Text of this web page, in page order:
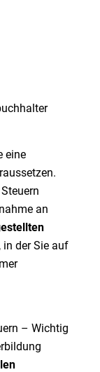
eine
an
in der Sie auf
– Wichtig